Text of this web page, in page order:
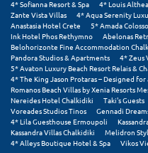
Χερσόνησος
Χερσόνησος Άθως
Χίος
Χράνοι Μεσσηνίας
Ψ
4* Sofianna Resort & Spa
4* Louis
Zante Vista Villas
4* Aqua Serenity
Anastasia Hotel Crete
5* Amada
Ink Hotel Phos Rethymno
Abelonas
Belohorizonte Fine Accommodation
Pandora Studios & Apartments
4* Zeus
5* Avaton Luxury Beach Resort Relais &
4* The King Jason Protaras – Designed
Romanos Beach Villas by Xenia Resorts
Nereides Hotel Chalkidiki
Taki's Guests
Voreades Studios Tinos
Gennadi
4* Lila Guesthouse Ermoupoli
Kassandra Villas Chalkidiki
Melidron
4* Alleys Boutique Hotel & Spa
Vikos